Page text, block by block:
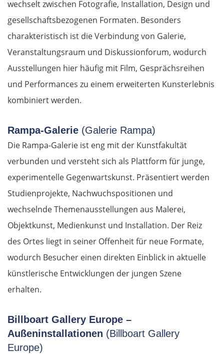
wechselt zwischen Fotografie, Installation, Design und
gesellschaftsbezogenen Formaten. Besonders
charakteristisch ist die Verbindung von Galerie,
Veranstaltungsraum und Diskussionforum, wodurch
Ausstellungen hier häufig mit Film, Gesprächsreihen
und Performances zu einem erweiterten Kunsterlebnis
kombiniert werden.
Rampa-Galerie (Galerie Rampa)
Die Rampa-Galerie ist eng mit der Kunstfakultät
verbunden und versteht sich als Plattform für junge,
experimentelle Gegenwartskunst. Präsentiert werden
Studienprojekte, Nachwuchspositionen und
wechselnde Themenausstellungen aus Malerei,
Objektkunst, Medienkunst und Installation. Der Reiz
des Ortes liegt in seiner Offenheit für neue Formate,
wodurch Besucher einen direkten Einblick in aktuelle
künstlerische Entwicklungen der jungen Szene
erhalten.
Billboart Gallery Europe –
Außeninstallationen (Billboart Gallery
Europe)